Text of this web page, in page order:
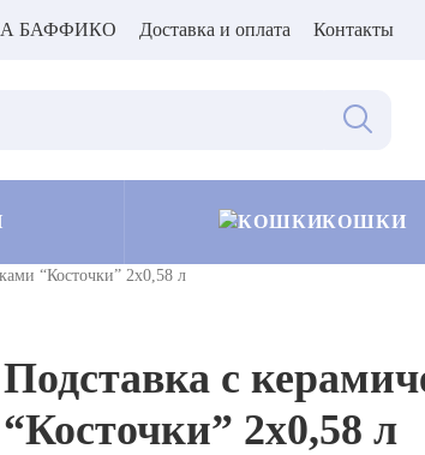
БАФФИКО Доставка и оплата Контакты
КОШКИ
“Косточки” 2х0,58 л
Подставка с
“Косточки” 2х0,58 л